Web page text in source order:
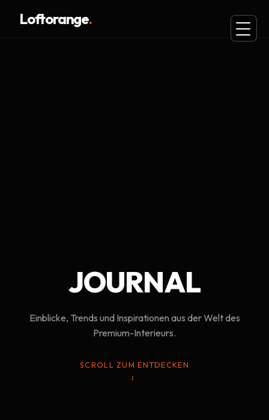
Loftorange.
JOURNAL
Einblicke, Trends und Inspirationen aus der Welt des
Premium-Interieurs.
SCROLL ZUM ENTDECKEN
→